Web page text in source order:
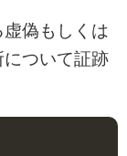
偽もしくは
ついて証跡